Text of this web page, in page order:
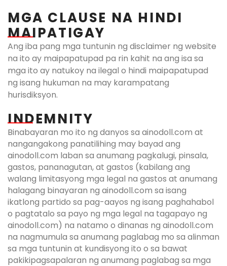
MGA CLAUSE NA HINDI
MAIPATIGAY
Ang iba pang mga tuntunin ng disclaimer ng website
na ito ay maipapatupad pa rin kahit na ang isa sa
mga ito ay natukoy na ilegal o hindi maipapatupad
ng isang hukuman na may karampatang
hurisdiksyon.
INDEMNITY
Binabayaran mo ito ng danyos sa ainodoll.com at
nangangakong panatilihing may bayad ang
ainodoll.com laban sa anumang pagkalugi, pinsala,
gastos, pananagutan, at gastos (kabilang ang
walang limitasyong mga legal na gastos at anumang
halagang binayaran ng ainodoll.com sa isang
ikatlong partido sa pag-aayos ng isang paghahabol
o pagtatalo sa payo ng mga legal na tagapayo ng
ainodoll.com) na natamo o dinanas ng ainodoll.com
na nagmumula sa anumang paglabag mo sa alinman
sa mga tuntunin at kundisyong ito o sa bawat
pakikipagsapalaran ng anumang paglabag sa mga